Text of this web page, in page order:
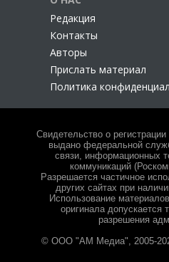
Редакция
Контакты
Авторы
Прислать материал
Политика
Свидетельство о
выдано федеральной
связи, информационных
коммуникаций
Разрешается частичное
других сайтах при
Использование
оригинала допускается
разрешения
© ООО "АМ Медиа", 2005-